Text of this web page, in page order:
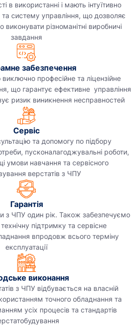
в використанні і мають інтуїтивно
та систему управління, що дозволяє
різноманітні виробничі
завдання
забезпечення
професійне та ліцензійне
що гарантує ефективне управління
ризик виникнення несправностей
Сервіс
та допомогу по підбору
пусконалагоджувальні роботи,
умови навчання та сервісного
верстатів з ЧПУ
Гарантія
з ЧПУ один рік. Також забезпечуємо
технічну підтримку та сервісне
впродовж всього терміну
експлуатації
виконання
з ЧПУ відбувається на власній
точного обладнання та
усіх процесів та стандартів